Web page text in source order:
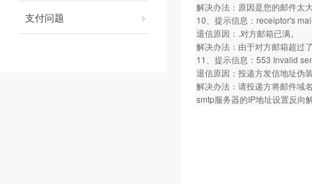
支付问题
解决办法：原因是您的邮件太
10、提示信息：receiptor's
退信原因：.对方邮箱已满。
解决办法：由于对方邮箱超过
11、提示信息：553 Invalid
退信原因：投递方发信地址伪
解决办法：请投递方将邮件域
smtp服务器的IP地址设置反向